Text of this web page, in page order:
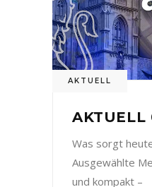
AKTUELL
Was sorgt
Ausgewählte
und kompakt –